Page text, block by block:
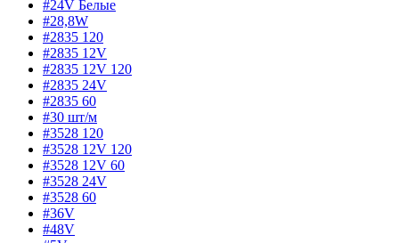
#24V Белые
#28,8W
#2835 120
#2835 12V
#2835 12V 120
#2835 24V
#2835 60
#30 шт/м
#3528 120
#3528 12V 120
#3528 12V 60
#3528 24V
#3528 60
#36V
#48V